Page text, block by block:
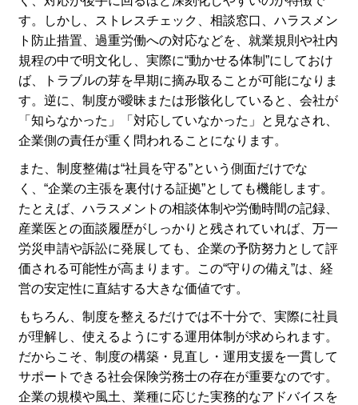
す。しかし、ストレスチェック、相談窓口、ハラスメン
ト防止措置、過重労働への対応などを、就業規則や社内
規程の中で明文化し、実際に“動かせる体制”にしておけ
ば、トラブルの芽を早期に摘み取ることが可能になりま
す。逆に、制度が曖昧または形骸化していると、会社が
「知らなかった」「対応していなかった」と見なされ、
企業側の責任が重く問われることになります。
また、制度整備は“社員を守る”という側面だけでな
く、“企業の主張を裏付ける証拠”としても機能します。
たとえば、ハラスメントの相談体制や労働時間の記録、
産業医との面談履歴がしっかりと残されていれば、万一
労災申請や訴訟に発展しても、企業の予防努力として評
価される可能性が高まります。この“守りの備え”は、経
営の安定性に直結する大きな価値です。
もちろん、制度を整えるだけでは不十分で、実際に社員
が理解し、使えるようにする運用体制が求められます。
だからこそ、制度の構築・見直し・運用支援を一貫して
サポートできる社会保険労務士の存在が重要なのです。
企業の規模や風土、業種に応じた実務的なアドバイスを